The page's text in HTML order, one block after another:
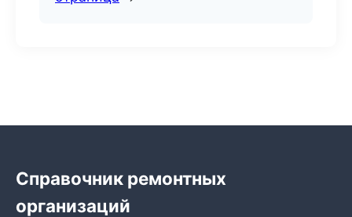
Справочник ремонтных
организаций